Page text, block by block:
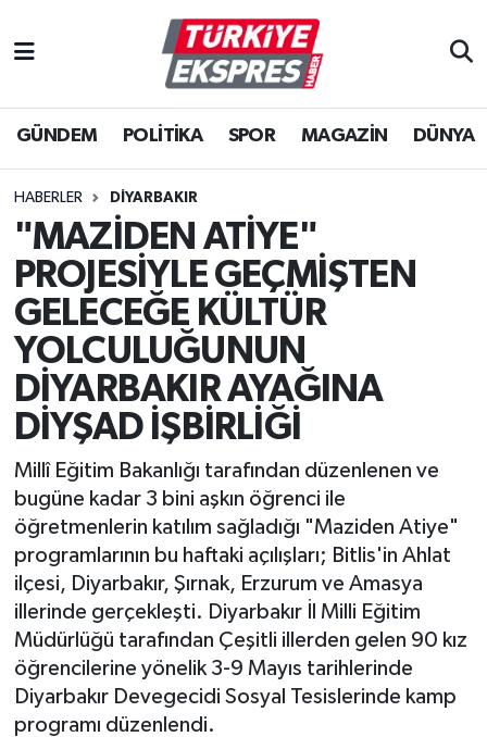
GÜNDEM POLİTİKA SPOR MAGAZİN DÜNYA
HABERLER DIYARBAKIR
"MAZİDEN ATİYE"
PROJESİYLE GEÇMİŞTEN
GELECEĞE KÜLTÜR
YOLCULUĞUNUN
DİYARBAKIR AYAĞINA
DİYŞAD İŞBİRLİĞİ
Millî Eğitim Bakanlığı tarafından düzenlenen ve
bugüne kadar 3 bini aşkın öğrenci ile
öğretmenlerin katılım sağladığı "Maziden Atiye"
programlarının bu haftaki açılışları; Bitlis'in Ahlat
ilçesi, Diyarbakır, Şırnak, Erzurum ve Amasya
illerinde gerçekleşti. Diyarbakır İl Milli Eğitim
Müdürlüğü tarafından Çeşitli illerden gelen 90 kız
öğrencilerine yönelik 3-9 Mayıs tarihlerinde
Diyarbakır Devegecidi Sosyal Tesislerinde kamp
programı düzenlendi.
İstanbul Nöbetçi Eczaneler
İstanbul Hava Durumu
İstanbul Namaz Vakitleri
İstanbul Trafik Yoğunluk Haritası
Süper Lig Puan Durumu ve Fikstür
Tüm Manşetler
Son Dakika Haberleri
Haber Arşivi